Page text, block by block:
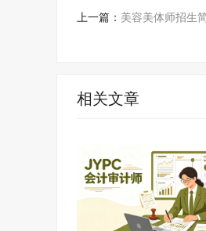
上一篇： 美容美体师招生
相关文章